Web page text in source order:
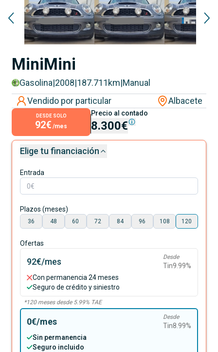
MiniMini
Gasolina|2008|187.711 km|Manual
Vendido por particular
Albacete
DESDE SOLO
92€ /mes
Precio al contado
8.300€
Elige tu financiación
Entrada
Plazos (meses)
36 48 60 72 84 96 108 120
Ofertas
92€/mes Desde
Tin9.99%
Con permanencia 24 meses
Seguro de crédito y siniestro
*120meses desde 5.99% TAE
0€/mes Desde
Tin8.99%
Sin permanencia
Seguro incluido